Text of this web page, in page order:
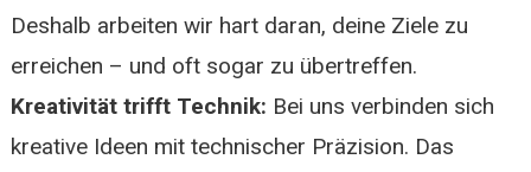
Deshalb arbeiten wir hart daran, deine Ziele zu
erreichen – und oft sogar zu übertreffen.
Kreativität trifft Technik: Bei uns verbinden sich
kreative Ideen mit technischer Präzision. Das